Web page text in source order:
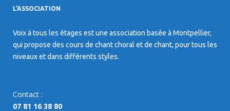
L’ASSOCIATION
Voix à tous les étages est une association basée à Montpellier,
qui propose des cours de chant choral et de chant, pour tous les
niveaux et dans différents styles.
Contact :
07 81 16 38 80